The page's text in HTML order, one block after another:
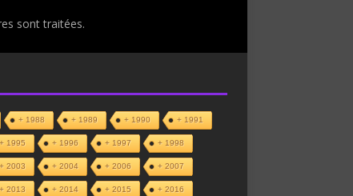
sont traitées.
+ 1988 + 1989 + 1990 + 1991
+ 1995 + 1996 + 1997 + 1998
+ 2003 + 2004 + 2006 + 2007
+ 2013 + 2014 + 2015 + 2016